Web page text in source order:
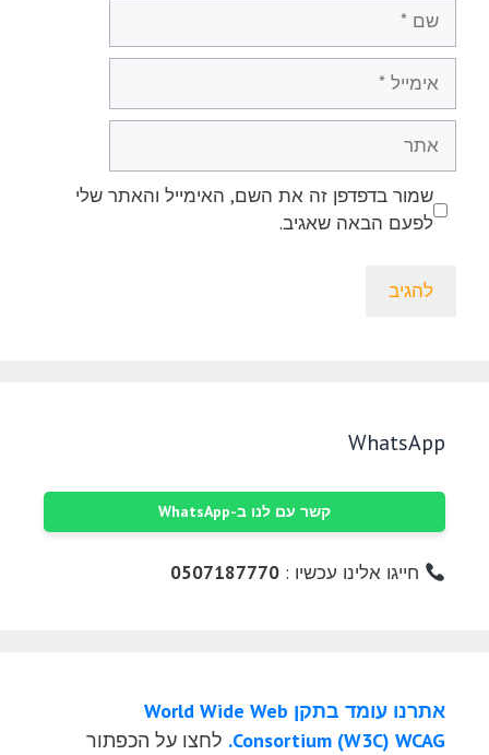
שמור בדפדפן זה את השם, האימייל והאתר שלי
לפעם הבאה שאגיב.
WhatsApp
קשר עם לנו ב-WhatsApp
חייגו אלינו עכשיו :0507187770
אתרנו עומד בתקן World Wide Web
Consortium (W3C) WCAG. לחצו על הכפתור